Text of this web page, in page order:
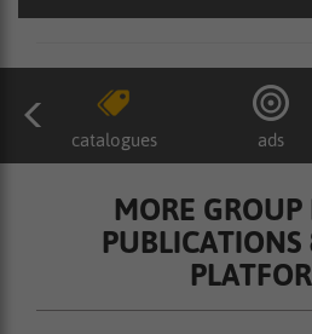
catalogues ads
MORE GROUP